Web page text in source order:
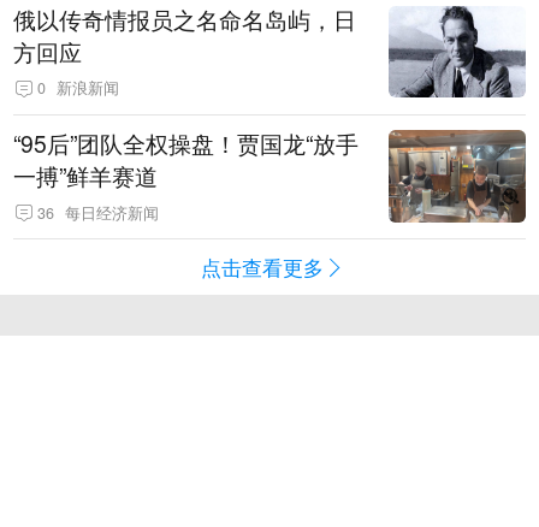
俄以传奇情报员之名命名岛屿，日
方回应
0 新浪新闻
“95后”团队全权操盘！贾国龙“放手
一搏”鲜羊赛道
36 每日经济新闻
点击查看更多